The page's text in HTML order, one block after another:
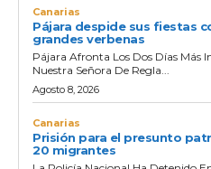
Canarias
Pájara despide sus fiestas
grandes verbenas
Pájara Afronta Los Dos Días Más
Nuestra Señora De Regla...
Agosto 8, 2026
Canarias
Prisión para el presunto
20 migrantes